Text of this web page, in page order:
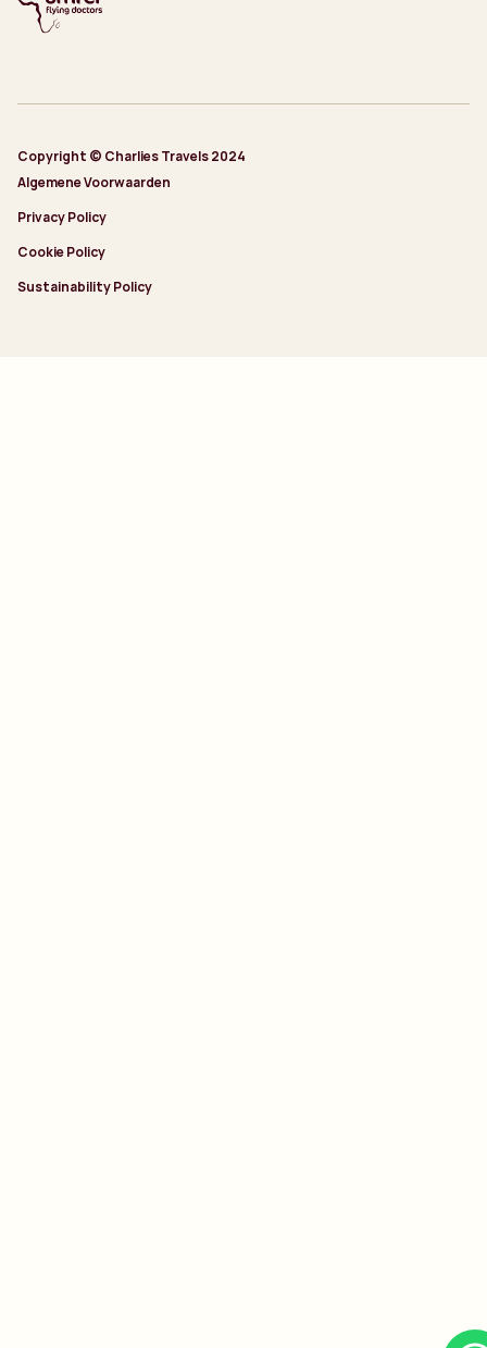
Copyright © Charlies Travels 2024
Algemene Voorwaarden
Privacy Policy
Cookie Policy
Sustainability Policy